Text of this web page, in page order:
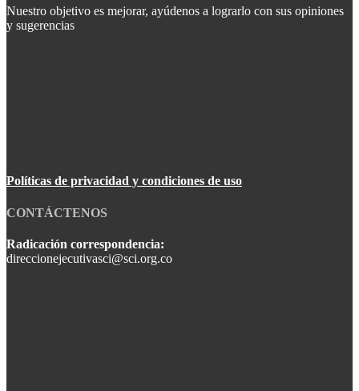
Nuestro objetivo es mejorar, ayúdenos a lograrlo con sus opiniones
y sugerencias
Políticas de privacidad y condiciones de uso
CONTÁCTENOS
Radicación correspondencia:
direccionejecutivasci@sci.org.co